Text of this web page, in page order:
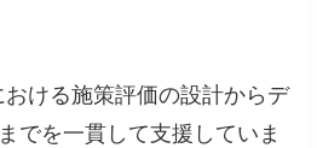
ける施策評価の設計からデ
でを一貫して支援していま